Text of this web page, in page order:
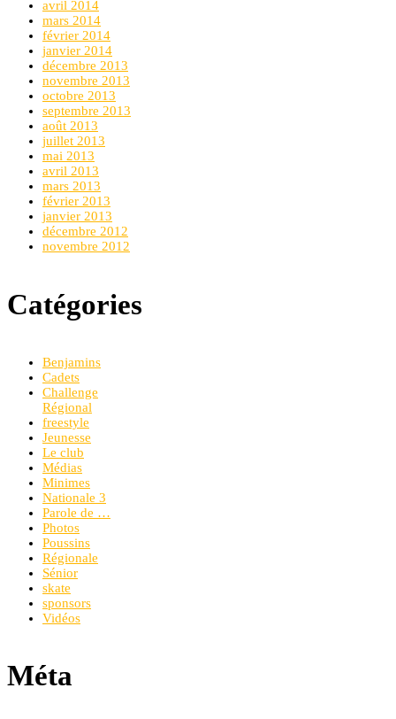
avril 2014
mars 2014
février 2014
janvier 2014
décembre 2013
novembre 2013
octobre 2013
septembre 2013
août 2013
juillet 2013
mai 2013
avril 2013
mars 2013
février 2013
janvier 2013
décembre 2012
novembre 2012
Catégories
Benjamins
Cadets
Challenge
Régional
freestyle
Jeunesse
Le club
Médias
Minimes
Nationale 3
Parole de …
Photos
Poussins
Régionale
Sénior
skate
sponsors
Vidéos
Méta